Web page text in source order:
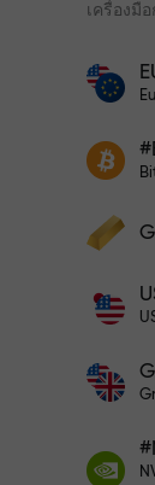
แ
ฝาก
เ
ป
โ
เครื่องมื